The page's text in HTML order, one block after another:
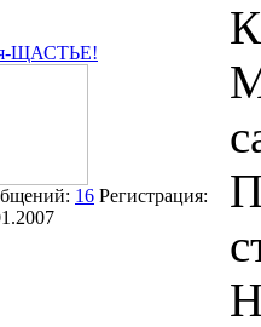
ЩАСТЬЕ!
16 Регистрация: